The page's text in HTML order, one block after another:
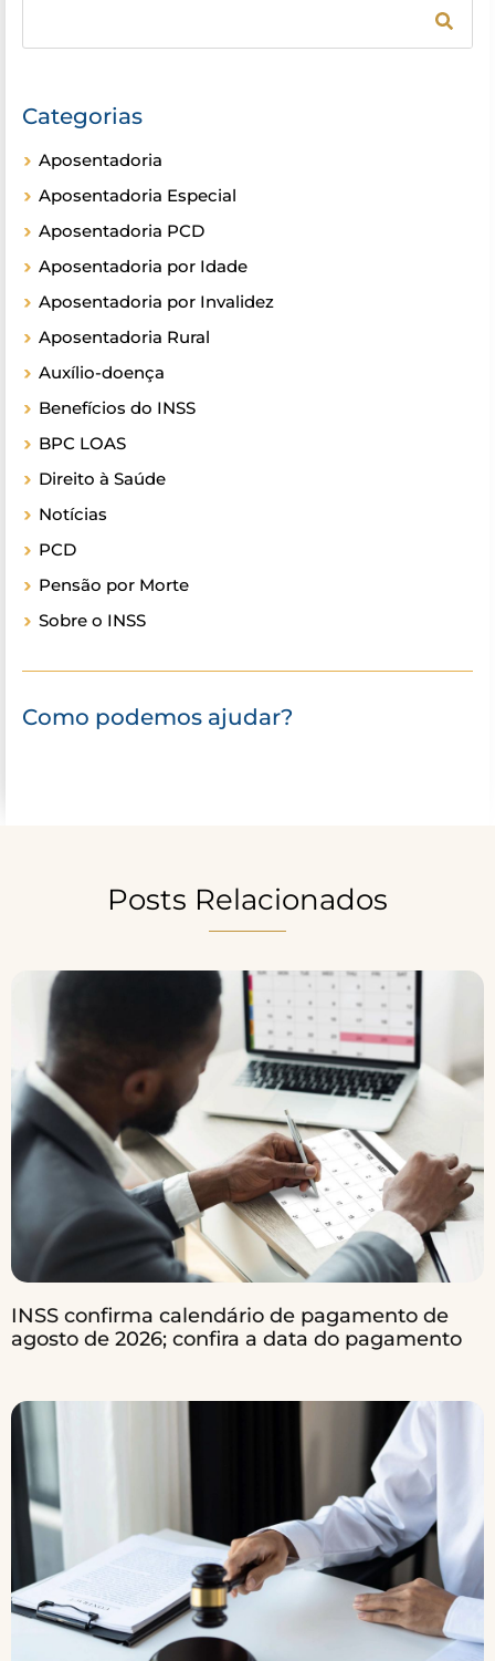
Categorias
Aposentadoria
Aposentadoria Especial
Aposentadoria PCD
Aposentadoria por Idade
Aposentadoria por Invalidez
Aposentadoria Rural
Auxílio-doença
Benefícios do INSS
BPC LOAS
Direito à Saúde
Notícias
PCD
Pensão por Morte
Sobre o INSS
Como podemos ajudar?
Posts Relacionados
INSS confirma calendário de pagamento de
agosto de 2026; confira a data do pagamento